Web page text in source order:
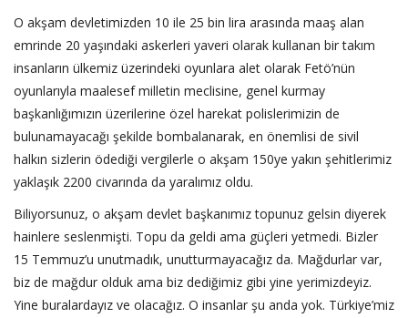
O akşam devletimizden 10 ile 25 bin lira arasında maaş alan
emrinde 20 yaşındaki askerleri yaveri olarak kullanan bir takım
insanların ülkemiz üzerindeki oyunlara alet olarak Fetö’nün
oyunlarıyla maalesef milletin meclisine, genel kurmay
başkanlığımızın üzerilerine özel harekat polislerimizin de
bulunamayacağı şekilde bombalanarak, en önemlisi de sivil
halkın sizlerin ödediği vergilerle o akşam 150ye yakın şehitlerimiz
yaklaşık 2200 civarında da yaralımız oldu.
Biliyorsunuz, o akşam devlet başkanımız topunuz gelsin diyerek
hainlere seslenmişti. Topu da geldi ama güçleri yetmedi. Bizler
15 Temmuz’u unutmadık, unutturmayacağız da. Mağdurlar var,
biz de mağdur olduk ama biz dediğimiz gibi yine yerimizdeyiz.
Yine buralardayız ve olacağız. O insanlar şu anda yok. Türkiye’miz